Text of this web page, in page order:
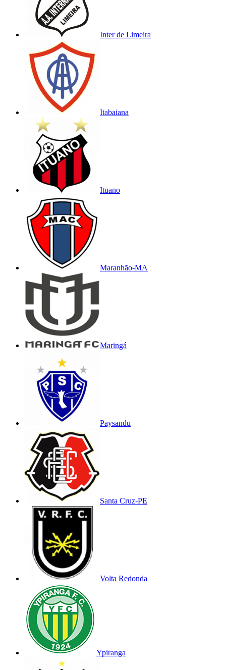
Inter de Limeira
Itabaiana
Ituano
Maranhão-MA
Maringá
Paysandu
Santa Cruz-PE
Volta Redonda
Ypiranga